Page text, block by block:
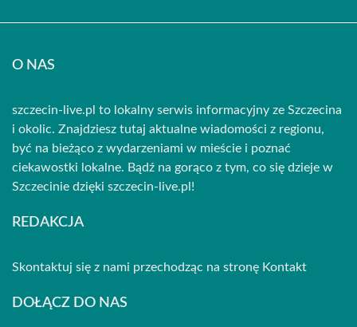
O NAS
szczecin-live.pl to lokalny serwis informacyjny ze Szczecina
i okolic. Znajdziesz tutaj aktualne wiadomości z regionu,
być na bieżąco z wydarzeniami w mieście i poznać
ciekawostki lokalne. Bądź na gorąco z tym, co się dzieje w
Szczecinie dzięki szczecin-live.pl!
REDAKCJA
Skontaktuj się z nami przechodząc na stronę Kontakt
DOŁĄCZ DO NAS